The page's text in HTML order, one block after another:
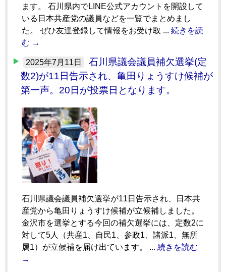
ます。 石川県内でLINE公式アカウントを開設して
いる日本共産党の議員などを一覧でまとめまし
た。 ぜひ友達登録して情報をお受け取 ... 続きを読
む →
2025年7月11日
石川県議会議員補欠選挙(定
数2)が11日告示され、亀田りょうすけ候補が
第一声。20日が投票日となります。
石川県議会議員補欠選挙が11日告示され、日本共
産党から亀田りょうすけ候補が立候補しました。
金沢市を選挙とする今回の補欠選挙には、定数2に
対して5人（共産1、自民1、参政1、諸派1、無所
属1）が立候補を届け出ています。 ... 続きを読む
→